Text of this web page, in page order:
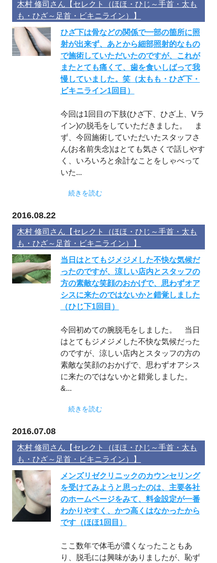
木村 修司さん【セレクト（ほほ・ひじ～手首・太も
も・ひざ～足首・ビキニライン）】
ひざ下は骨などの関係で一部の箇所に照
射が出来ず、あとから細部照射的なもの
で施術していただいたのですが、これが
またとても痛くて、歯を食いしばって我
慢していました。笑（太もも・ひざ下・
ビキニライン1回目）
今回は1回目の下肢(ひざ下、ひざ上、Vラ
イン)の脱毛をしていただきました。 ま
ず、今回施術していただいたスタッフさ
ん(お名前失念)はとても気さくで話しやす
く、いろいろと余計なことをしゃべって
いた...
続きを読む
2016.08.22
木村 修司さん【セレクト（ほほ・ひじ～手首・太も
も・ひざ～足首・ビキニライン）】
当日はとてもジメジメした不快な気候だ
ったのですが、涼しい店内とスタッフの
方の素敵な笑顔のおかげで、思わずオア
シスに来たのではないかと錯覚しました
（ひじ下1回目）
今回初めての腕脱毛をしました。 当日
はとてもジメジメした不快な気候だった
のですが、涼しい店内とスタッフの方の
素敵な笑顔のおかげで、思わずオアシス
に来たのではないかと錯覚しました。
&...
続きを読む
2016.07.08
木村 修司さん【セレクト（ほほ・ひじ～手首・太も
も・ひざ～足首・ビキニライン）】
メンズリゼクリニックのカウンセリング
を受けてみようと思ったのは、主要各社
のホームページをみて、料金設定が一番
わかりやすく、かつ高くはなかったから
です（ほほ1回目）
ここ数年で体毛が濃くなったこともあ
り、脱毛には興味がありましたが、恥ず